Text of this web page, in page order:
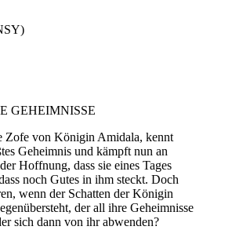
GEHEIMNISSE
Zofe von Königin Amidala, kennt
Geheimnis und kämpft nun an
Hoffnung, dass sie eines Tages
noch Gutes in ihm steckt. Doch
wenn der Schatten der Königin
der all ihre Geheimnisse
sich dann von ihr abwenden?